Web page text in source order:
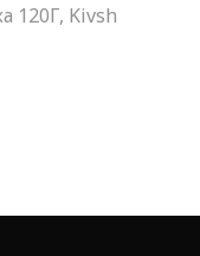
120Г, Kivsh